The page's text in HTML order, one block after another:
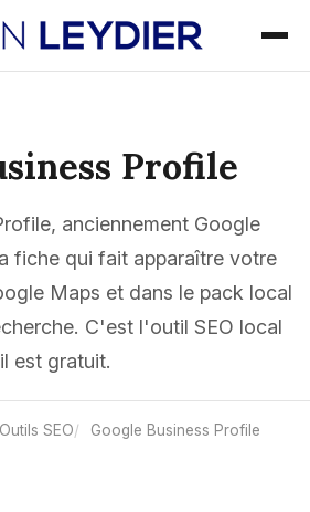
Profile
anciennement Google
fiche qui fait apparaître votre
Maps et dans le pack local
C'est l'outil SEO local
est gratuit.
Outils SEO Google Business Profile